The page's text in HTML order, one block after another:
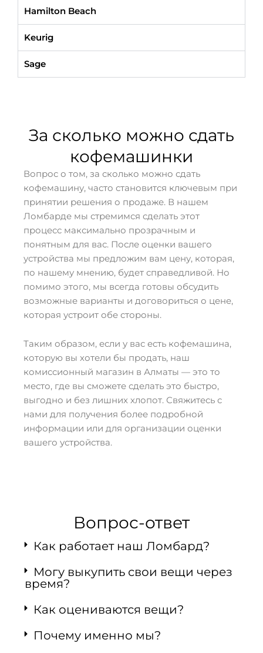
Hamilton Beach
Keurig
Sage
За сколько можно сдать
кофемашинки
Вопрос о том, за сколько можно сдать
кофемашину, часто становится ключевым при
принятии решения о продаже. В нашем
Ломбарде мы стремимся сделать этот
процесс максимально прозрачным и
понятным для вас. После оценки вашего
устройства мы предложим вам цену, которая,
по нашему мнению, будет справедливой. Но
помимо этого, мы всегда готовы обсудить
возможные варианты и договориться о цене,
которая устроит обе стороны.
Таким образом, если у вас есть кофемашина,
которую вы хотели бы продать, наш
комиссионный магазин в Алматы — это то
место, где вы сможете сделать это быстро,
выгодно и без лишних хлопот. Свяжитесь с
нами для получения более подробной
информации или для организации оценки
вашего устройства.
Вопрос-ответ
Как работает наш Ломбард?
Могу выкупить свои вещи через
время?
Как оцениваются вещи?
Почему именно мы?